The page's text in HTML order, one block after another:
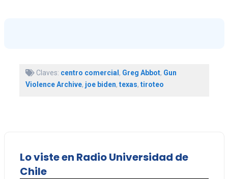
Claves: centro comercial, Greg Abbot, Gun
Violence Archive, joe biden, texas, tiroteo
Lo viste en Radio Universidad de
Chile